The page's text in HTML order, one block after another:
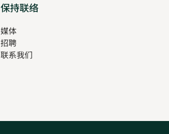
保持联络
媒体
招聘
in
联系我们